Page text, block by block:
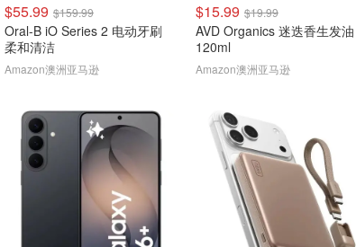
$55.99 $159.99
Oral-B iO Series 2 电动牙刷
柔和清洁
Amazon澳洲亚马逊
$15.99 $19.99
AVD Organics 迷迭香生发油
120ml
Amazon澳洲亚马逊